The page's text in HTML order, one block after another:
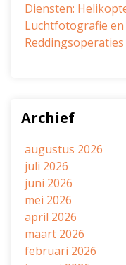
Diensten:
Luchtfotografie
Archief
augustus 2026
juli 2026
juni 2026
mei 2026
april 2026
maart 2026
februari 2026